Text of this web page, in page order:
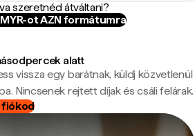
szeretnéd átváltani?
ot AZN formátumra
alatt
vissza egy barátnak, küldj közvetlenül
Nincsenek rejtett díjak és csáli felárak.
fiókod